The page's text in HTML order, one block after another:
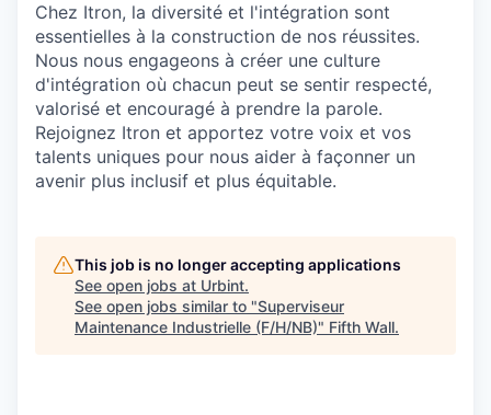
Chez Itron, la diversité et l'intégration sont
essentielles à la construction de nos réussites.
Nous nous engageons à créer une culture
d'intégration où chacun peut se sentir respecté,
valorisé et encouragé à prendre la parole.
Rejoignez Itron et apportez votre voix et vos
talents uniques pour nous aider à façonner un
avenir plus inclusif et plus équitable.
This job is no longer accepting applications
See open jobs at Urbint.
See open jobs similar to "Superviseur
Maintenance Industrielle (F/H/NB)" Fifth Wall.